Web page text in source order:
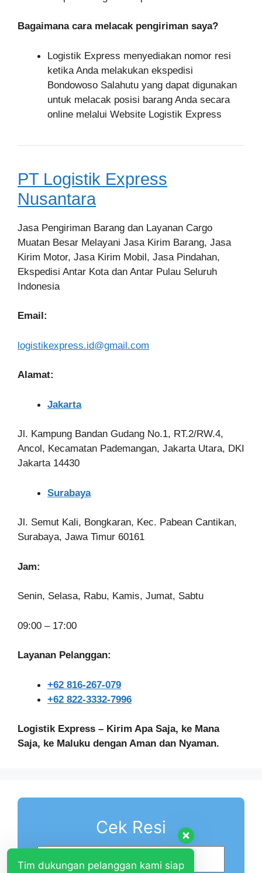
Bagaimana cara melacak pengiriman saya?
Logistik Express menyediakan nomor resi
ketika Anda melakukan ekspedisi
Bondowoso Salahutu yang dapat digunakan
untuk melacak posisi barang Anda secara
online melalui Website Logistik Express
PT Logistik Express
Nusantara
Jasa Pengiriman Barang dan Layanan Cargo
Muatan Besar Melayani Jasa Kirim Barang, Jasa
Kirim Motor, Jasa Kirim Mobil, Jasa Pindahan,
Ekspedisi Antar Kota dan Antar Pulau Seluruh
Indonesia
Email:
logistikexpress.id@gmail.com
Alamat:
Jakarta
Jl. Kampung Bandan Gudang No.1, RT.2/RW.4,
Ancol, Kecamatan Pademangan, Jakarta Utara, DKI
Jakarta 14430
Surabaya
Jl. Semut Kali, Bongkaran, Kec. Pabean Cantikan,
Surabaya, Jawa Timur 60161
Jam:
Senin, Selasa, Rabu, Kamis, Jumat, Sabtu
09:00 – 17:00
Layanan Pelanggan:
+62 816-267-079
+62 822-3332-7996
Logistik Express – Kirim Apa Saja, ke Mana
Saja, ke Maluku dengan Aman dan Nyaman.
Cek Resi
Tim dukungan pelanggan kami siap